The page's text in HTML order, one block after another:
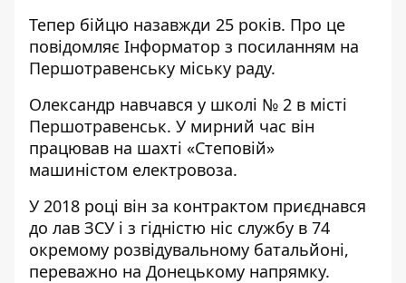
Тепер бійцю назавжди 25 років. Про це
повідомляє Інформатор з посиланням на
Першотравенську міську раду.
Олександр навчався у школі № 2 в місті
Першотравенськ. У мирний час він
працював на шахті «Степовій»
машиністом електровоза.
У 2018 році він за контрактом приєднався
до лав ЗСУ і з гідністю ніс службу в 74
окремому розвідувальному батальйоні,
переважно на Донецькому напрямку.